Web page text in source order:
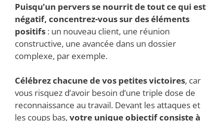
Puisqu’un pervers se nourrit de tout ce qui est
négatif, concentrez-vous sur des éléments
positifs : un nouveau client, une réunion
constructive, une avancée dans un dossier
complexe, par exemple.
Célébrez chacune de vos petites victoires, car
vous risquez d’avoir besoin d’une triple dose de
reconnaissance au travail. Devant les attaques et
les coups bas, votre unique objectif consiste à